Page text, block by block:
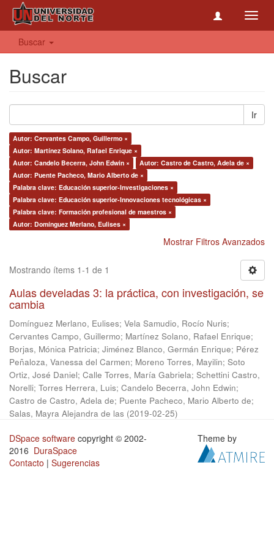
Buscar
Buscar
Ir
Autor: Cervantes Campo, Guillermo ×
Autor: Martínez Solano, Rafael Enrique ×
Autor: Candelo Becerra, John Edwin ×
Autor: Castro de Castro, Adela de ×
Autor: Puente Pacheco, Mario Alberto de ×
Palabra clave: Educación superior-Investigaciones ×
Palabra clave: Educación superior-Innovaciones tecnológicas ×
Palabra clave: Formación profesional de maestros ×
Autor: Domínguez Merlano, Eulises ×
Mostrar Filtros Avanzados
Mostrando ítems 1-1 de 1
Aulas develadas 3: la práctica, con investigación, se
cambia
Domínguez Merlano, Eulises; Vela Samudio, Rocío Nuris;
Cervantes Campo, Guillermo; Martínez Solano, Rafael Enrique;
Borjas, Mónica Patricia; Jiménez Blanco, Germán Enrique; Pérez
Peñaloza, Vanessa del Carmen; Moreno Torres, Mayilin; Soto
Ortiz, José Daniel; Calle Torres, María Gabriela; Schettini Castro,
Norelli; Torres Herrera, Luis; Candelo Becerra, John Edwin;
Castro de Castro, Adela de; Puente Pacheco, Mario Alberto de;
Salas, Mayra Alejandra de las (2019-02-25)
DSpace software copyright © 2002-
2016 DuraSpace
Contacto | Sugerencias
Theme by